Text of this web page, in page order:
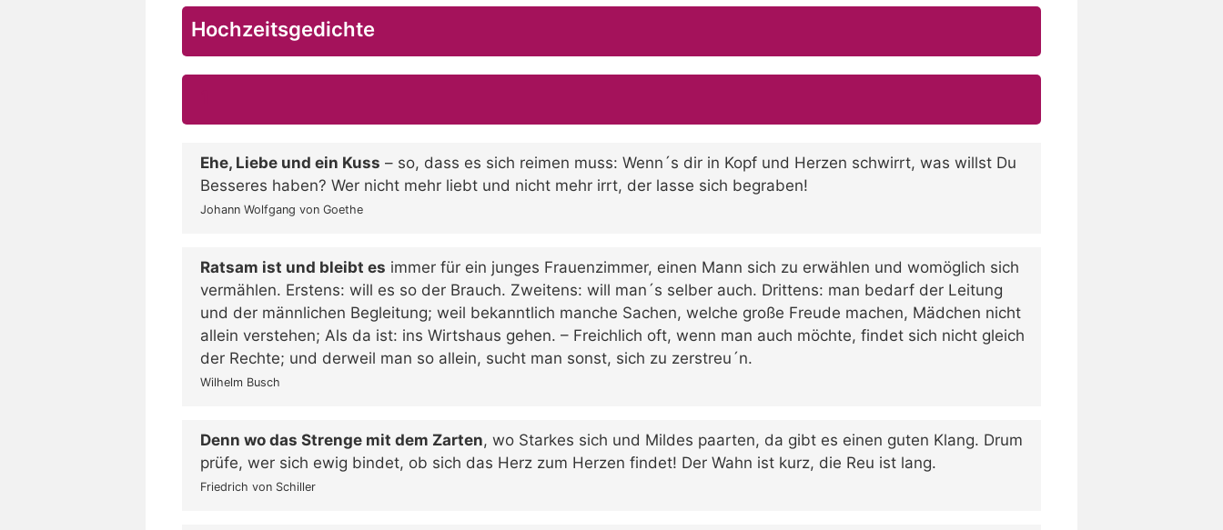
Hochzeitsgedichte
Ehe, Liebe und ein Kuss – so, dass es sich reimen muss: Wenn´s dir in Kopf und Herzen schwirrt, was willst Du
Besseres haben? Wer nicht mehr liebt und nicht mehr irrt, der lasse sich begraben!
Johann Wolfgang von Goethe
Ratsam ist und bleibt es immer für ein junges Frauenzimmer, einen Mann sich zu erwählen und womöglich sich
vermählen. Erstens: will es so der Brauch. Zweitens: will man´s selber auch. Drittens: man bedarf der Leitung
und der männlichen Begleitung; weil bekanntlich manche Sachen, welche große Freude machen, Mädchen nicht
allein verstehen; Als da ist: ins Wirtshaus gehen. – Freichlich oft, wenn man auch möchte, findet sich nicht gleich
der Rechte; und derweil man so allein, sucht man sonst, sich zu zerstreu´n.
Wilhelm Busch
Denn wo das Strenge mit dem Zarten, wo Starkes sich und Mildes paarten, da gibt es einen guten Klang. Drum
prüfe, wer sich ewig bindet, ob sich das Herz zum Herzen findet! Der Wahn ist kurz, die Reu ist lang.
Friedrich von Schiller